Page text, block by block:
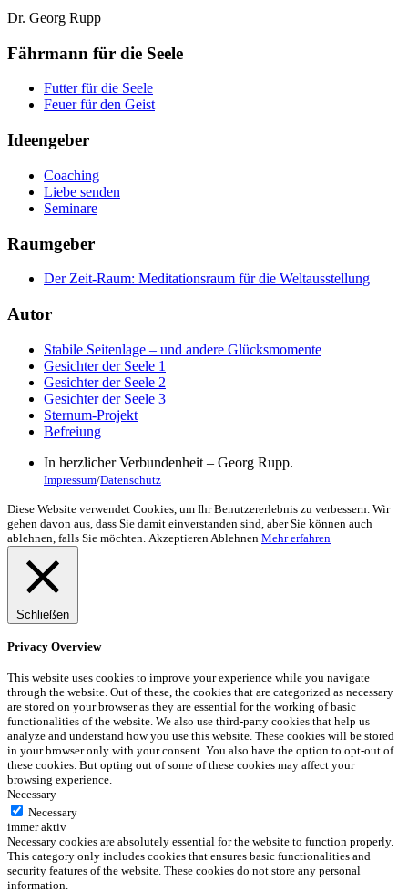
Dr. Georg Rupp
Fährmann für die Seele
Futter für die Seele
Feuer für den Geist
Ideengeber
Coaching
Liebe senden
Seminare
Raumgeber
Der Zeit-Raum: Meditationsraum für die Weltausstellung
Autor
Stabile Seitenlage – und andere Glücksmomente
Gesichter der Seele 1
Gesichter der Seele 2
Gesichter der Seele 3
Sternum-Projekt
Befreiung
In herzlicher Verbundenheit – Georg Rupp.
Impressum/Datenschutz
Diese Website verwendet Cookies, um Ihr Benutzererlebnis zu verbessern. Wir
gehen davon aus, dass Sie damit einverstanden sind, aber Sie können auch
ablehnen, falls Sie möchten. Akzeptieren Ablehnen Mehr erfahren
Schließen
Privacy Overview
This website uses cookies to improve your experience while you navigate
through the website. Out of these, the cookies that are categorized as necessary
are stored on your browser as they are essential for the working of basic
functionalities of the website. We also use third-party cookies that help us
analyze and understand how you use this website. These cookies will be stored
in your browser only with your consent. You also have the option to opt-out of
these cookies. But opting out of some of these cookies may affect your
browsing experience.
Necessary
Necessary
immer aktiv
Necessary cookies are absolutely essential for the website to function properly.
This category only includes cookies that ensures basic functionalities and
security features of the website. These cookies do not store any personal
information.